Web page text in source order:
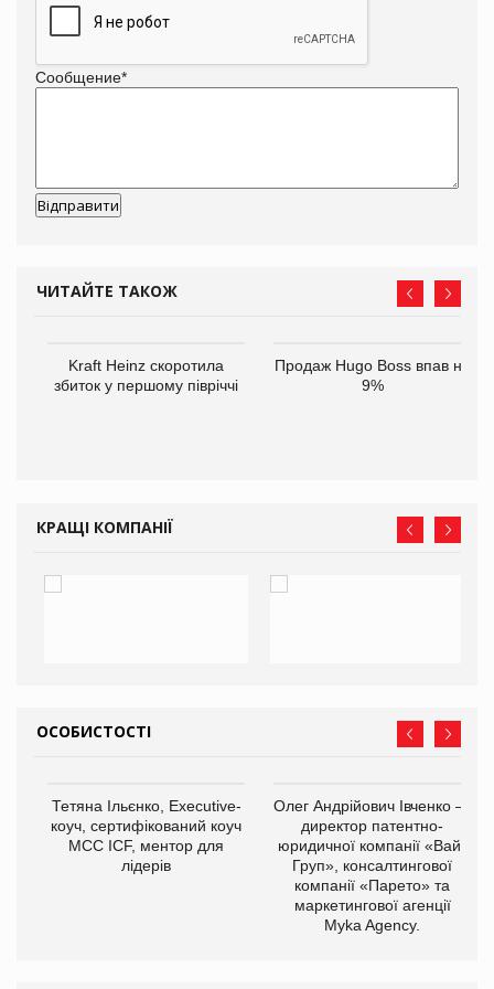
Сообщение*
ЧИТАЙТЕ ТАКОЖ
Kraft Heinz скоротила
збиток у першому півріччі
Продаж Hugo Boss впав на
9%
КРАЩІ КОМПАНІЇ
ОСОБИСТОСТІ
Тетяна Ільєнко, Executive-
коуч, сертифікований коуч
МСС ICF, ментор для
лідерів
Олег Андрійович Івченко —
директор патентно-
юридичної компанії «Вайз
Груп», консалтингової
компанії «Парето» та
маркетингової агенції
Myka Agency.